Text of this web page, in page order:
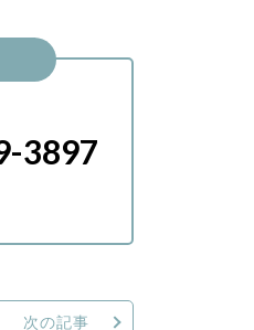
3897
次の記事